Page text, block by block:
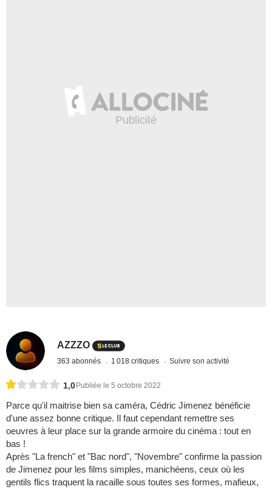
AZZZO
363 abonnés 1 018 critiques Suivre son activité
1,0 Publiée le 5 octobre 2022
Parce qu'il maitrise bien sa caméra, Cédric Jimenez bénéficie
d'une assez bonne critique. Il faut cependant remettre ses
oeuvres à leur place sur la grande armoire du cinéma : tout en
bas !
Après "La french" et "Bac nord", "Novembre" confirme la passion
de Jimenez pour les films simples, manichéens, ceux où les
gentils flics traquent la racaille sous toutes ses formes, mafieux,